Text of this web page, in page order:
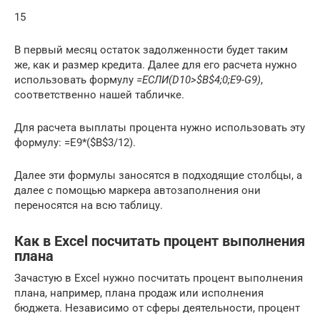
15
В первый месяц остаток задолженности будет таким
же, как и размер кредита. Далее для его расчета нужно
использовать формулу =ЕСЛИ(D10>$B$4;0;E9-G9),
соответственно нашей табличке.
Для расчета выплаты процента нужно использовать эту
формулу: =E9*($B$3/12).
Далее эти формулы заносятся в подходящие столбцы, а
далее с помощью маркера автозаполнения они
переносятся на всю таблицу.
Как в Excel посчитать процент выполнения
плана
Зачастую в Excel нужно посчитать процент выполнения
плана, например, плана продаж или исполнения
бюджета. Независимо от сферы деятельности, процент